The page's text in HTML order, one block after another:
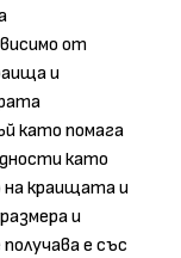
от
и
като помага
като
краищата и
и
е със